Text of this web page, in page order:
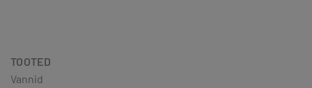
TOOTED
Vannid